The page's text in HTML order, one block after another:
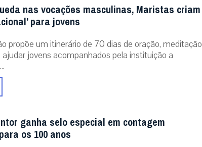
nas vocações masculinas, Maristas criam
para jovens
propõe um itinerário de 70 dias de oração, meditação
jovens acompanhados pela instituição a
ganha selo especial em contagem
os 100 anos